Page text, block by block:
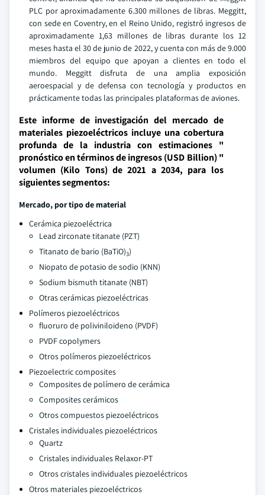
PLC por aproximadamente 6.300 millones de libras. Meggitt,
con sede en Coventry, en el Reino Unido, registró ingresos de
aproximadamente 1,63 millones de libras durante los 12
meses hasta el 30 de junio de 2022, y cuenta con más de 9.000
miembros del equipo que apoyan a clientes en todo el
mundo. Meggitt disfruta de una amplia exposición
aeroespacial y de defensa con tecnología y productos en
prácticamente todas las principales plataformas de aviones.
Este informe de investigación del mercado de
materiales piezoeléctricos incluye una cobertura
profunda de la industria con estimaciones "
pronóstico en términos de ingresos (USD Billion) "
volumen (Kilo Tons) de 2021 a 2034, para los
siguientes segmentos:
Mercado, por tipo de material
Cerámica piezoeléctrica
Lead zirconate titanate (PZT)
Titanato de bario (BaTiO)3)
Niopato de potasio de sodio (KNN)
Sodium bismuth titanate (NBT)
Otras cerámicas piezoeléctricas
Polímeros piezoeléctricos
fluoruro de poliviniloideno (PVDF)
PVDF copolymers
Otros polímeros piezoeléctricos
Piezoelectric composites
Composites de polímero de cerámica
Composites cerámicos
Otros compuestos piezoeléctricos
Cristales individuales piezoeléctricos
Quartz
Cristales individuales Relaxor-PT
Otros cristales individuales piezoeléctricos
Otros materiales piezoeléctricos